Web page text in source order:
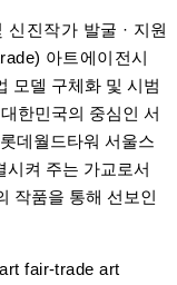
진작가 발굴 · 지원
아트에이전시
모델 구체화 및 시범
한민국의 중심인 서
데월드타워 서울스
시켜 주는 가교로서
작품을 통해 선보인
fair-trade art